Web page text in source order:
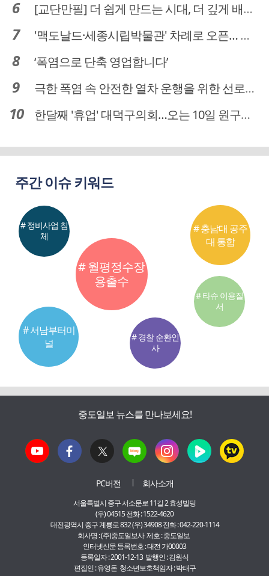
[교단만필] 더 쉽게 만드는 시대, 더 깊게 배우는 교육
'맥도날드·세종시립박물관' 차례로 오픈… 고운동 정주여건 좋아진다
‘폭염으로 단축 영업합니다’
극한 폭염 속 안전한 열차 운행을 위한 선로관리
한달째 '휴업' 대덕구의회…오는 10일 원구성 다시 돌입
주간 이슈 키워드
# 월평정수장
용출수
# 서남부터미
널
# 충남대 공주
대 통합
# 정비사업 침
체
# 경찰 순환인
사
# 타슈 이용질
서
중도일보 뉴스를 만나보세요!
PC버전 회사소개
서울특별시 중구 서소문로 11길 2 효성빌딩
(우) 04515 전화 : 1522-4620
대전광역시 중구 계룡로 832 (우) 34908 전화 : 042-220-1114
회사명 : (주)중도일보사 제호 : 중도일보
인터넷신문 등록번호 : 대전 가00003
등록일자 : 2001-12-13 발행인 : 김원식
편집인 : 유영돈 청소년보호책임자 : 박태구